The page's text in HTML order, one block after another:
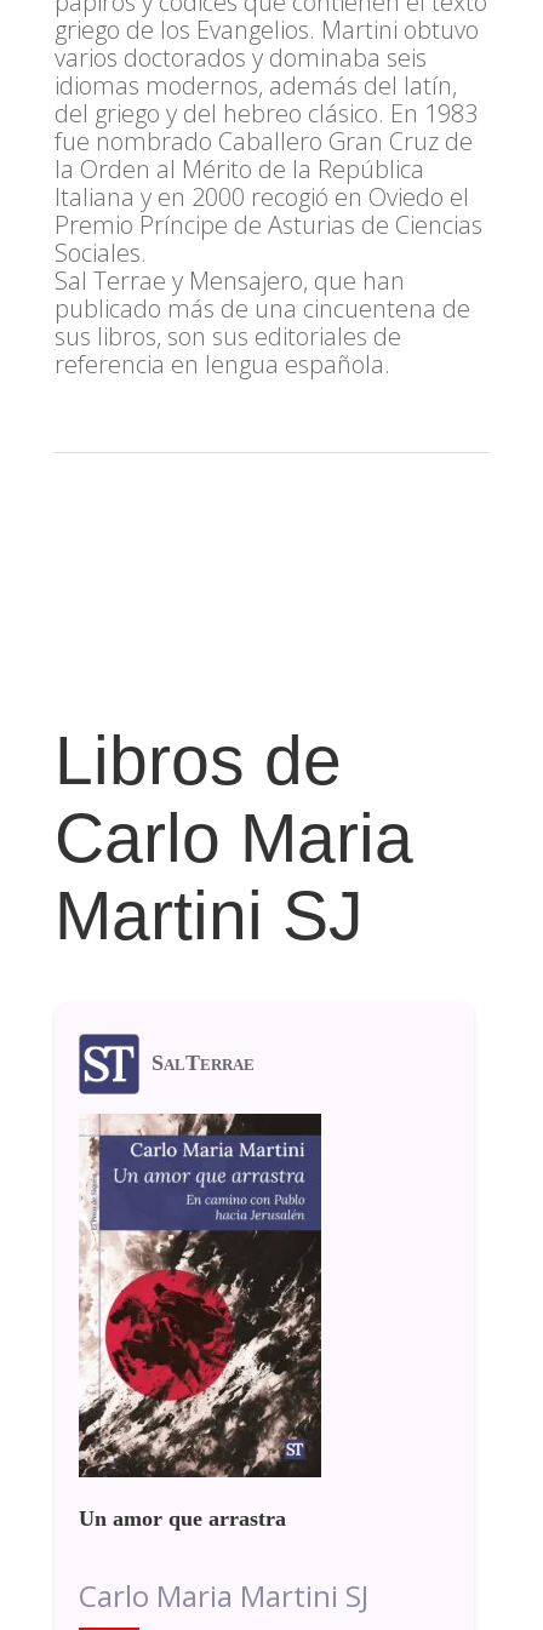
griego de los Evangelios. Martini obtuvo
varios doctorados y dominaba seis
idiomas modernos, además del latín,
del griego y del hebreo clásico. En 1983
fue nombrado Caballero Gran Cruz de
la Orden al Mérito de la República
Italiana y en 2000 recogió en Oviedo el
Premio Príncipe de Asturias de Ciencias
Sociales.
Sal Terrae y Mensajero, que han
publicado más de una cincuentena de
sus libros, son sus editoriales de
referencia en lengua española.
Libros de
Carlo Maria
Martini SJ
SalTerrae
Un amor que arrastra
Carlo Maria Martini SJ